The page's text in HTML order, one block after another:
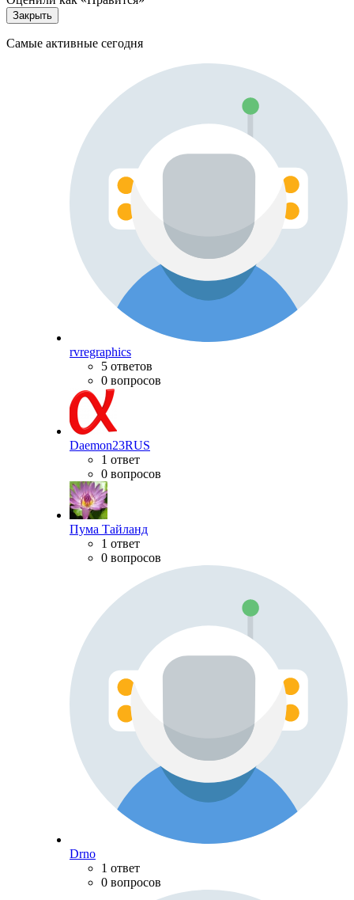
Закрыть
Самые активные сегодня
rvregraphics
5 ответов
0 вопросов
Daemon23RUS
1 ответ
0 вопросов
Пума Тайланд
1 ответ
0 вопросов
Drno
1 ответ
0 вопросов